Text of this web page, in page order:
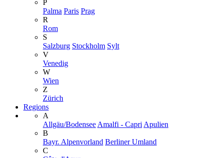
P
Palma Paris Prag
R
Rom
S
Salzburg Stockholm Sylt
V
Venedig
W
Wien
Z
Zürich
Regions
A
Allgäu/Bodensee Amalfi - Capri Apulien
B
Bayr. Alpenvorland Berliner Umland
C